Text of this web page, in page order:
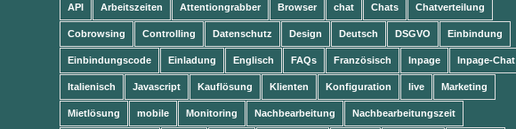
API Arbeitszeiten Attentiongrabber Browser chat Chats Chatverteilung
Cobrowsing Controlling Datenschutz Design Deutsch DSGVO Einbindung
Einbindungscode Einladung Englisch FAQs Französisch Inpage Inpage-Chat
Italienisch Javascript Kauflösung Klienten Konfiguration live Marketing
Mietlösung mobile Monitoring Nachbearbeitung Nachbearbeitungszeit